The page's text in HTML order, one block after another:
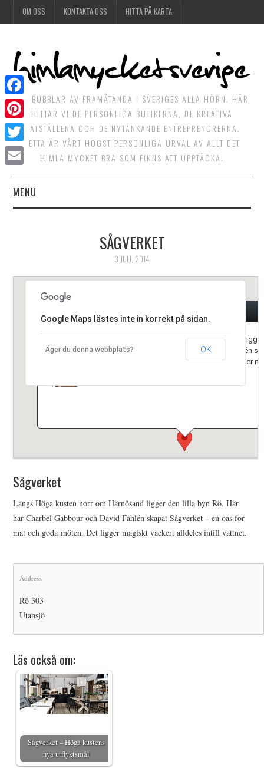
OM OSS KONTAKTA OSS HITTA PÅ KARTA
DET BUBBLAR AV FRAMÅTANDA I SVERIGES ALLA HÖRN. HÄR
HITTAR VI DE PERSONLIGA BUTIKERNA, DE KREATIVA
MATSTÄLLENA OCH DE NYTÄNKANDE ENTREPRENÖRERNA.
DETTA ÄR VÅRT HÖGST PERSONLIGA URVAL AV ALLT DET
HIMLA MYCKET BRA SOM FINNS ATT UPPTÄCKA.
MENU
HIMLAMYSIGT
HIMLASNYGGT
VI MÖTER
SÅGVERKET
3 JULI, 2014
Längs Höga kusten norr om Härnösand
Här har Charbel Gabbour och David Fahlén
en oas för mat och goda möten. Det ligger
Google Maps lästes inte in korrekt på sidan.
Äger du denna webbplats? OK
Sågverket
Längs Höga kusten norr om Härnösand ligger den lilla byn Rö. Här
har Charbel Gabbour och David Fahlén skapat Sågverket – en oas för
mat och goda möten. Det ligger magiskt vackert alldeles intill vattnet.
Address:
Rö 303
Utansjö
Läs också om:
Sågverket – Höga kustens
nya utflyktsmål
Facebook
Pinterest
Twitter
Email